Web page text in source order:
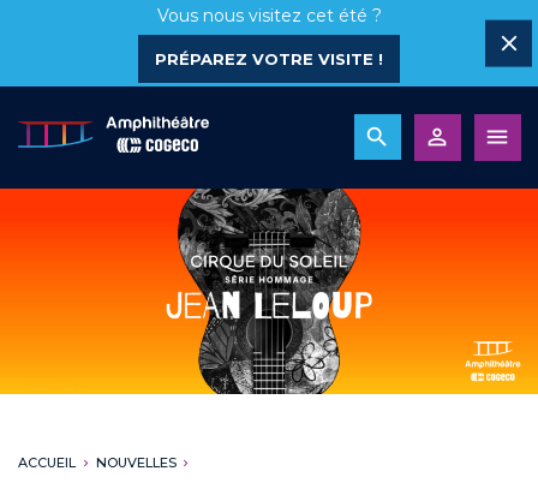
Vous nous visitez cet été ?
PRÉPAREZ VOTRE VISITE !
ACCUEIL NOUVELLES